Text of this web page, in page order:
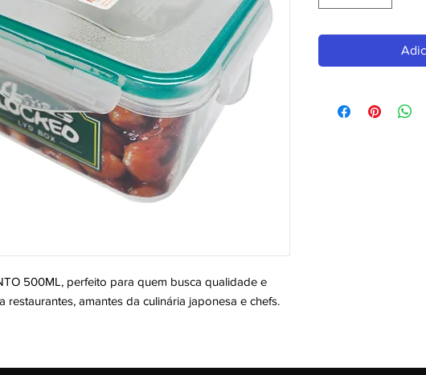
500ML, perfeito para quem busca qualidade e
restaurantes, amantes da culinária japonesa e chefs.